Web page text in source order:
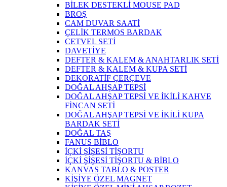
BİLEK DESTEKLİ MOUSE PAD
BROŞ
CAM DUVAR SAATİ
ÇELİK TERMOS BARDAK
CETVEL SETİ
DAVETİYE
DEFTER & KALEM & ANAHTARLIK SETİ
DEFTER & KALEM & KUPA SETİ
DEKORATİF ÇERÇEVE
DOĞAL AHŞAP TEPSİ
DOĞAL AHŞAP TEPSİ VE İKİLİ KAHVE
FİNCAN SETİ
DOĞAL AHŞAP TEPSİ VE İKİLİ KUPA
BARDAK SETİ
DOĞAL TAŞ
FANUS BİBLO
İÇKİ ŞİŞESİ TİŞORTU
İÇKİ ŞİŞESİ TİŞORTU & BİBLO
KANVAS TABLO & POSTER
KİŞİYE ÖZEL MAGNET